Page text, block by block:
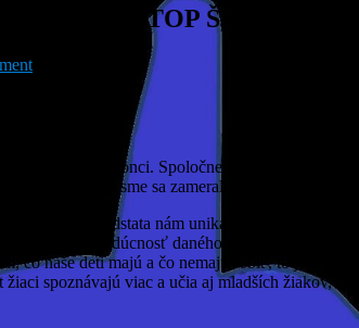
Orange – STOP ŠIKANE –
je na konci. Spoločne sa nám podarilo
listy. Takisto sme sa zamerali aj na divadelné
avšak jeho podstata nám uniká. Nestačí len
dopad na budúcnosť daného dieťaťa, čo
čo naše deti majú a čo nemajú robiť, to je skôr
žiaci spoznávajú viac a učia aj mladších